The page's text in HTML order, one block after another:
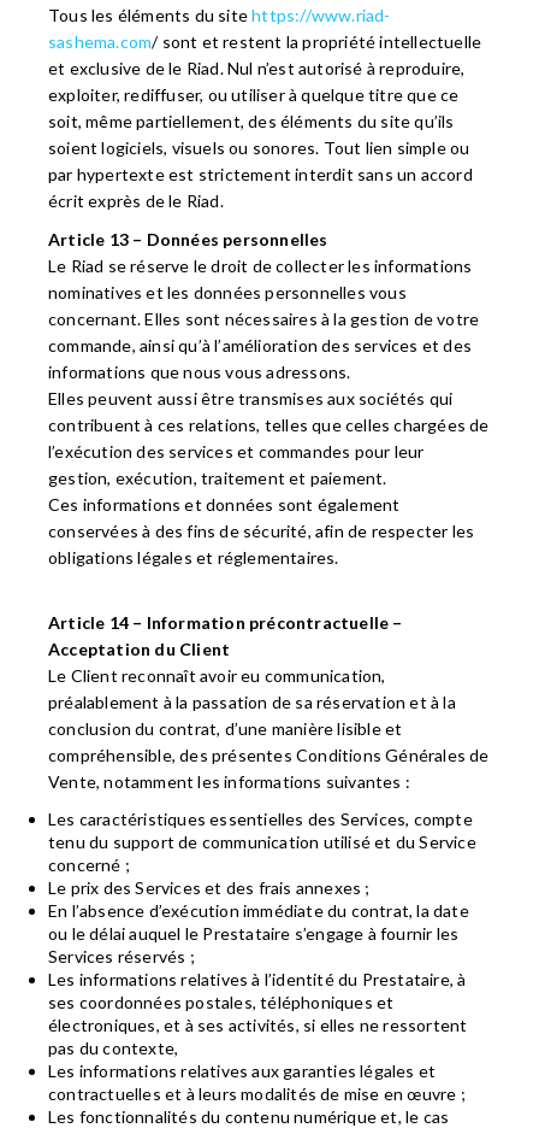
Tous les éléments du sitehttps://www.riad-
sashema.com/ sont et restent la propriété intellectuelle
et exclusive de le Riad. Nul n’est autorisé à reproduire,
exploiter, rediffuser, ou utiliser à quelque titre que ce
soit, même partiellement, des éléments du site qu’ils
soient logiciels, visuels ou sonores. Tout lien simple ou
par hypertexte est strictement interdit sans un accord
écrit exprès de le Riad.
Article 13 – Données personnelles
Le Riad se réserve le droit de collecter les informations
nominatives et les données personnelles vous
concernant. Elles sont nécessaires à la gestion de votre
commande, ainsi qu’à l’amélioration des services et des
informations que nous vous adressons.
Elles peuvent aussi être transmises aux sociétés qui
contribuent à ces relations, telles que celles chargées de
l’exécution des services et commandes pour leur
gestion, exécution, traitement et paiement.
Ces informations et données sont également
conservées à des fins de sécurité, afin de respecter les
obligations légales et réglementaires.
Article 14 – Information précontractuelle –
Acceptation du Client
Le Client reconnaît avoir eu communication,
préalablement à la passation de sa réservation et à la
conclusion du contrat, d’une manière lisible et
compréhensible, des présentes Conditions Générales de
Vente, notamment les informations suivantes :
Les caractéristiques essentielles des Services, compte
tenu du support de communication utilisé et du Service
concerné ;
Le prix des Services et des frais annexes ;
En l’absence d’exécution immédiate du contrat, la date
ou le délai auquel le Prestataire s’engage à fournir les
Services réservés ;
Les informations relatives à l’identité du Prestataire, à
ses coordonnées postales, téléphoniques et
électroniques, et à ses activités, si elles ne ressortent
pas du contexte,
Les informations relatives aux garanties légales et
contractuelles et à leurs modalités de mise en œuvre ;
Les fonctionnalités du contenu numérique et, le cas